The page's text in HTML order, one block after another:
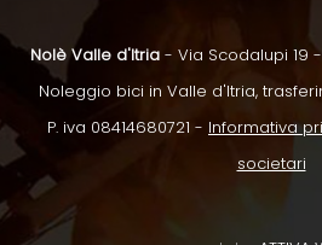
Nolè Valle d'Itria - Via Scodalupi 19
Noleggio bici in Valle d'Itria,
P. iva 08414680721 - Informativa
societari